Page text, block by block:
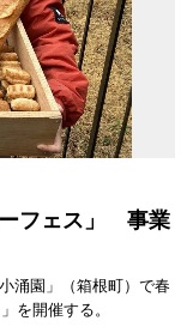
ーフェス」 事業
涌園」（箱根町）で春
を開催する。